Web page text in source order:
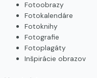
Fotoobrazy
Fotokalendáre
Fotoknihy
Fotografie
Fotoplagáty
Inšpirácie obrazov